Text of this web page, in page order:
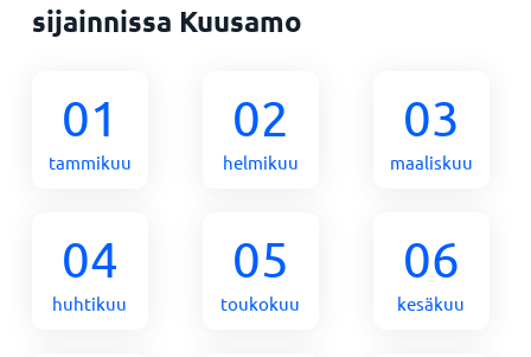
sijainnissa Kuusamo
01
tammikuu
02
helmikuu
03
maaliskuu
04
huhtikuu
05
toukokuu
06
kesäkuu